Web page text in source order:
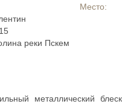
Место:
реки Пскем
металлический блеск